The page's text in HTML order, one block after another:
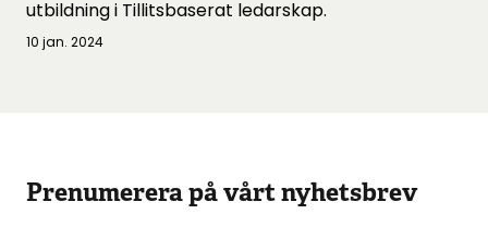
utbildning i Tillitsbaserat ledarskap.
10 jan. 2024
Prenumerera på vårt nyhetsbrev